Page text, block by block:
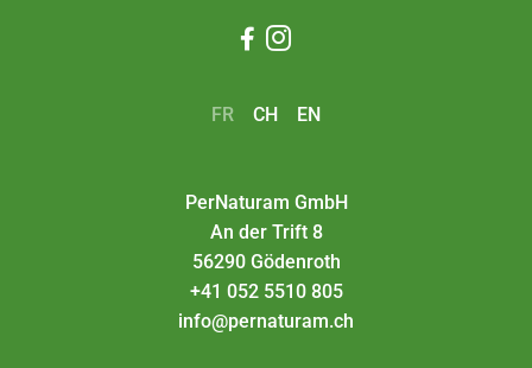
 
FR CH EN
PerNaturam GmbH
An der Trift 8
56290 Gödenroth
+41 052 5510 805
info@pernaturam.ch